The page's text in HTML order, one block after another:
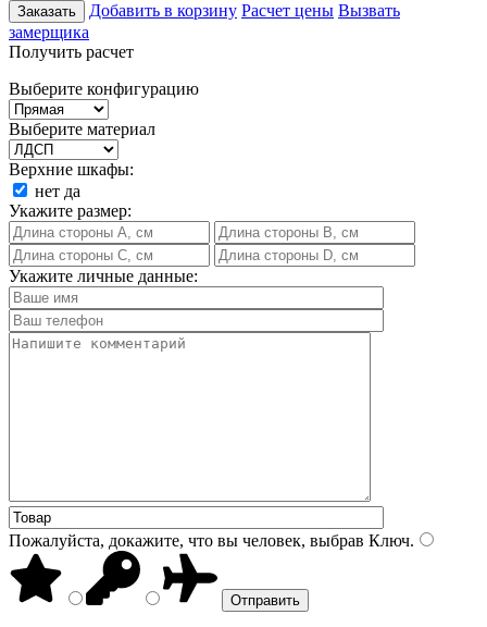
Заказать Добавить в корзину Расчет цены Вызвать
замерщика
Получить расчет
Выберите конфигурацию
Выберите материал
Верхние шкафы:
нет да
Укажите размер:
Укажите личные данные:
Пожалуйста, докажите, что вы человек, выбрав Ключ.